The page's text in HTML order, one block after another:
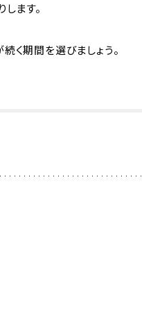
ます。
く期間を選びましょう。